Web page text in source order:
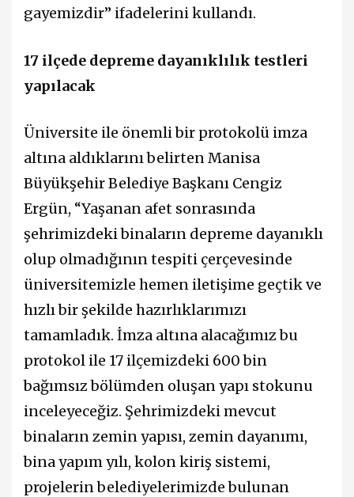
gayemizdir” ifadelerini kullandı.
17 ilçede depreme dayanıklılık testleri
yapılacak
Üniversite ile önemli bir protokolü imza
altına aldıklarını belirten Manisa
Büyükşehir Belediye Başkanı Cengiz
Ergün, “Yaşanan afet sonrasında
şehrimizdeki binaların depreme dayanıklı
olup olmadığının tespiti çerçevesinde
üniversitemizle hemen iletişime geçtik ve
hızlı bir şekilde hazırlıklarımızı
tamamladık. İmza altına alacağımız bu
protokol ile 17 ilçemizdeki 600 bin
bağımsız bölümden oluşan yapı stokunu
inceleyeceğiz. Şehrimizdeki mevcut
binaların zemin yapısı, zemin dayanımı,
bina yapım yılı, kolon kiriş sistemi,
projelerin belediyelerimizde bulunan